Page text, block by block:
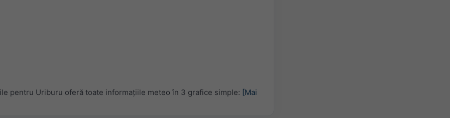
pentru Uriburu oferă toate informațiile meteo în 3 grafice simple: [Mai